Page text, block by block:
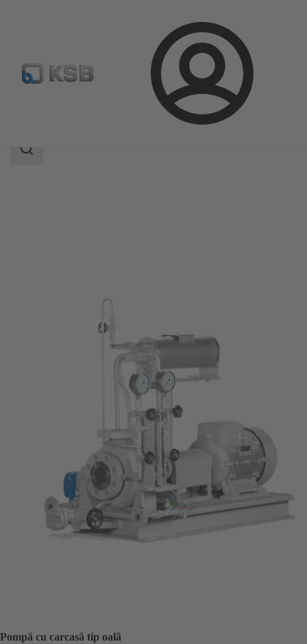
Conectare
HPH
Domeniu
Pompă cu carcasă tip oală